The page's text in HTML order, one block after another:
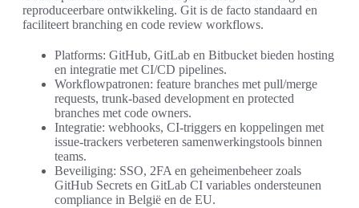
reproduceerbare ontwikkeling. Git is de facto standaard en
faciliteert branching en code review workflows.
Platforms: GitHub, GitLab en Bitbucket bieden hosting
en integratie met CI/CD pipelines.
Workflowpatronen: feature branches met pull/merge
requests, trunk-based development en protected
branches met code owners.
Integratie: webhooks, CI-triggers en koppelingen met
issue-trackers verbeteren samenwerkingstools binnen
teams.
Beveiliging: SSO, 2FA en geheimenbeheer zoals
GitHub Secrets en GitLab CI variables ondersteunen
compliance in België en de EU.